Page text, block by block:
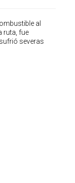
al
ruta, fue
severas